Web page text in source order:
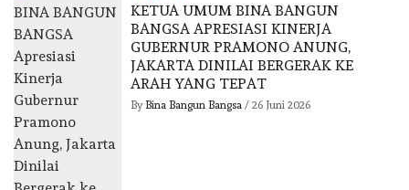
KETUA UMUM BINA BANGUN
BANGSA APRESIASI KINERJA
GUBERNUR PRAMONO ANUNG,
JAKARTA DINILAI BERGERAK KE
ARAH YANG TEPAT
By Bina Bangun Bangsa/ 26 Juni 2026